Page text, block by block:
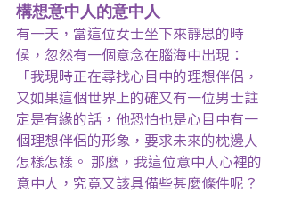
構想意中人的意中人
有一天，當這位女士坐下來靜思的時
候，忽然有一個意念在腦海中出現：
「我現時正在尋找心目中的理想伴侶，
又如果這個世界上的確又有一位男士註
定是有緣的話，他恐怕也是心目中有一
個理想伴侶的形象，要求未來的枕邊人
怎樣怎樣。 那麼，我這位意中人心裡的
意中人，究竟又該具備些甚麼條件呢？